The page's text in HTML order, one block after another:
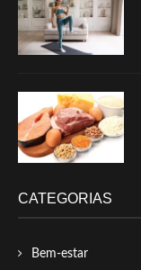
CATEGORIAS
Bem-estar